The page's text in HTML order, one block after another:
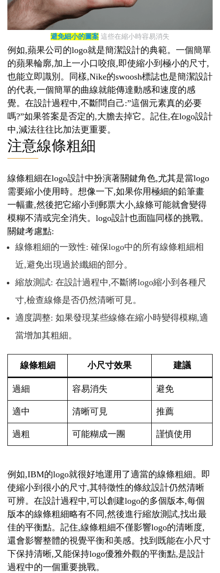
避免細小的圖案 這些在縮小時容易消失
例如,蘋果公司的logo就是簡潔設計的典範。一個簡單
的蘋果輪廓,加上一小口咬痕,即使縮小到極小的尺寸,
也能立即識別。同樣,Nike的swoosh標誌也是簡潔設計
的代表,一個簡單的曲線就能傳達動感和速度的感
覺。在設計過程中,不斷問自己:”這個元素真的必要
嗎?”如果答案是否定的,大膽去掉它。記住,在logo設計
中,減法往往比加法更重要。
注意線條粗細
線條粗細在logo設計中扮演著關鍵角色,尤其是當logo
需要縮小使用時。想像一下,如果你用極細的鉛筆畫
一幅畫,然後把它縮小到郵票大小,線條可能就會變得
模糊不清或完全消失。logo設計也面臨同樣的挑戰。
關鍵考慮點:
線條粗細的一致性: 確保logo中的所有線條粗細相
近,避免出現過於纖細的部分。
縮放測試: 在設計過程中,不斷將logo縮小到各種尺
寸,檢查線條是否仍然清晰可見。
適度調整: 如果發現某些線條在縮小時變得模糊,適
當增加其粗細。
線條粗細 小尺寸效果 建議
過細 容易消失 避免
適中 清晰可見 推薦
過粗 可能糊成一團 謹慎使用
例如,IBM的logo就很好地運用了適當的線條粗細。即
使縮小到很小的尺寸,其特徵性的條紋設計仍然清晰
可辨。在設計過程中,可以創建logo的多個版本,每個
版本的線條粗細略有不同,然後進行縮放測試,找出最
佳的平衡點。記住,線條粗細不僅影響logo的清晰度,
還會影響整體的視覺平衡和美感。找到既能在小尺寸
下保持清晰,又能保持logo優雅外觀的平衡點,是設計
過程中的一個重要挑戰。